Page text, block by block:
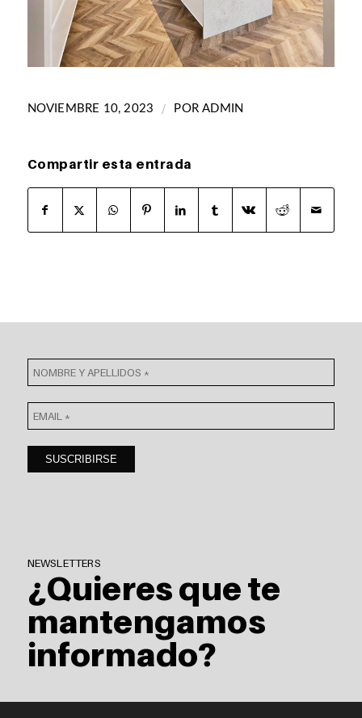
NOVIEMBRE 10, 2023 / PORADMIN
Compartir esta entrada
NEWSLETTERS
¿Quieres que te
mantengamos
informado?